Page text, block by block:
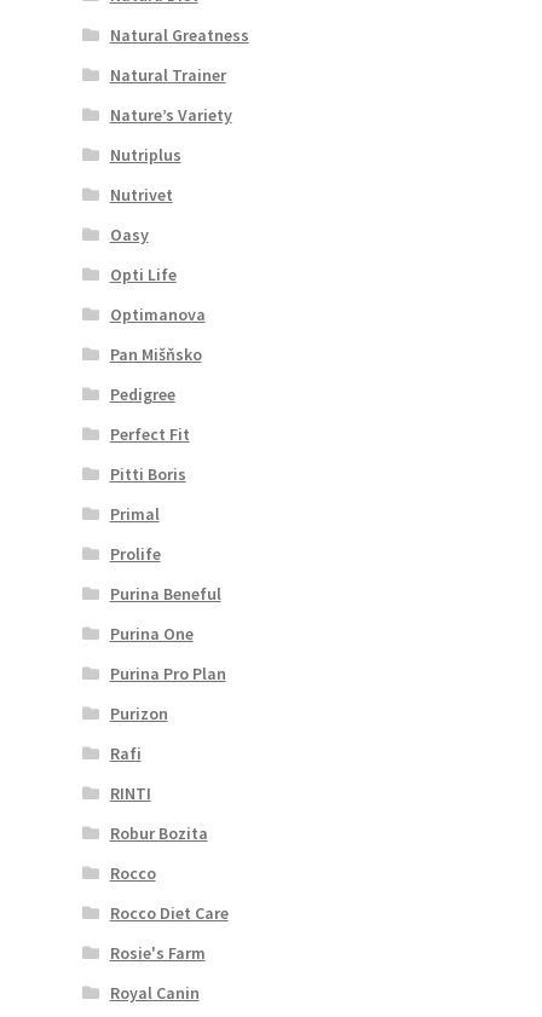
Natural Greatness
Natural Trainer
Nature’s Variety
Nutriplus
Nutrivet
Oasy
Opti Life
Optimanova
Pan Mišňsko
Pedigree
Perfect Fit
Pitti Boris
Primal
Prolife
Purina Beneful
Purina One
Purina Pro Plan
Purizon
Rafi
RINTI
Robur Bozita
Rocco
Rocco Diet Care
Rosie's Farm
Royal Canin